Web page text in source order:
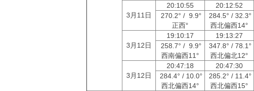
3月11日
20:10:55 20:12:52
270.2° / 9.9°
正西°
284.5° / 32.3°
西北偏西14°
3月12日
19:10:17 19:13:27
258.7° / 9.9°
西南偏西11°
347.8° / 78.1°
西北偏北12°
3月12日
20:47:18 20:47:30
284.4° / 10.0°
西北偏西14°
285.2° / 11.4°
西北偏西15°